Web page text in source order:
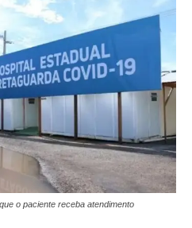
o paciente receba atendimento